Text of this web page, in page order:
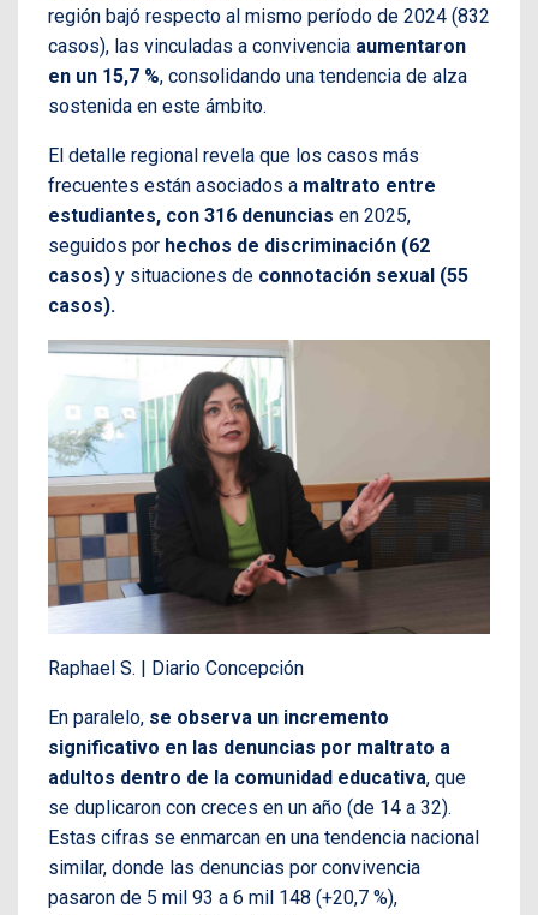
región bajó respecto al mismo período de 2024 (832
casos), las vinculadas a convivencia aumentaron
en un 15,7 %, consolidando una tendencia de alza
sostenida en este ámbito.
El detalle regional revela que los casos más
frecuentes están asociados a maltrato entre
estudiantes, con 316 denuncias en 2025,
seguidos por hechos de discriminación (62
casos) y situaciones de connotación sexual (55
casos).
Raphael S. | Diario Concepción
En paralelo, se observa un incremento
significativo en las denuncias por maltrato a
adultos dentro de la comunidad educativa, que
se duplicaron con creces en un año (de 14 a 32).
Estas cifras se enmarcan en una tendencia nacional
similar, donde las denuncias por convivencia
pasaron de 5 mil 93 a 6 mil 148 (+20,7 %),